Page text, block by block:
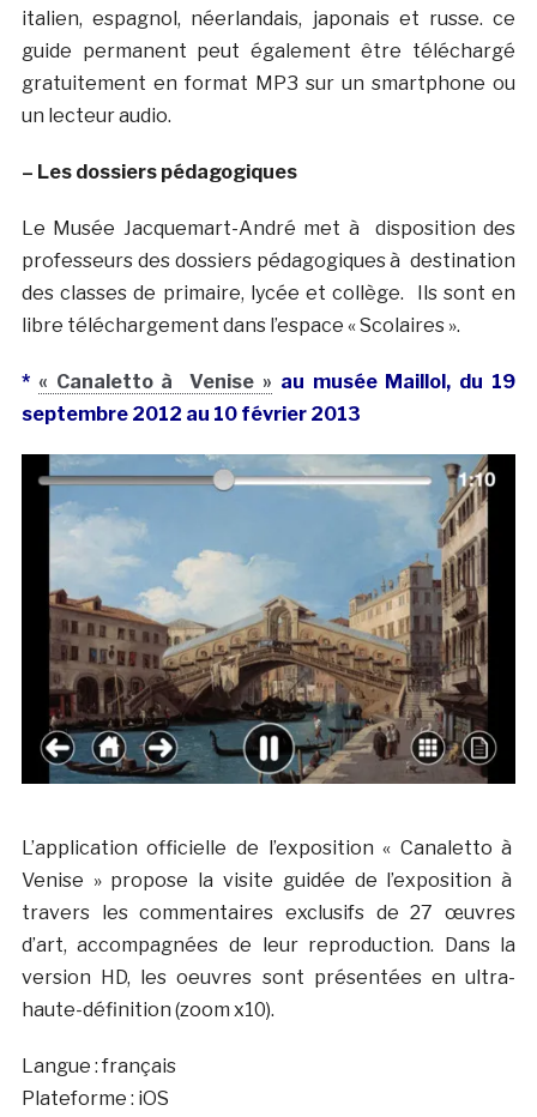
italien, espagnol, néerlandais, japonais et russe. ce
guide permanent peut également être téléchargé
gratuitement en format MP3 sur un smartphone ou
un lecteur audio.
– Les dossiers pédagogiques
Le Musée Jacquemart-André met à disposition des
professeurs des dossiers pédagogiques à destination
des classes de primaire, lycée et collège. Ils sont en
libre téléchargement dans l’espace « Scolaires ».
* « Canaletto à Venise » au musée Maillol, du 19
septembre 2012 au 10 février 2013
L’application officielle de l’exposition « Canaletto à
Venise » propose la visite guidée de l’exposition à
travers les commentaires exclusifs de 27 œuvres
d’art, accompagnées de leur reproduction. Dans la
version HD, les oeuvres sont présentées en ultra-
haute-définition (zoom x10).
Langue : français
Plateforme : iOS